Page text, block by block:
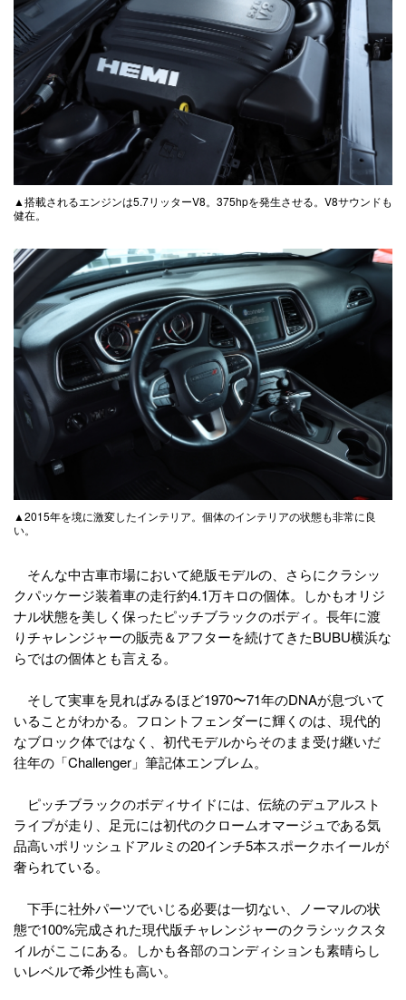
▲搭載されるエンジンは5.7リッターV8。375hpを発生させる。V8サウンドも
健在。
▲2015年を境に激変したインテリア。個体のインテリアの状態も非常に良
い。
そんな中古車市場において絶版モデルの、さらにクラシッ
クパッケージ装着車の走行約4.1万キロの個体。しかもオリジ
ナル状態を美しく保ったピッチブラックのボディ。長年に渡
りチャレンジャーの販売＆アフターを続けてきたBUBU横浜な
らではの個体とも言える。
そして実車を見ればみるほど1970〜71年のDNAが息づいて
いることがわかる。フロントフェンダーに輝くのは、現代的
なブロック体ではなく、初代モデルからそのまま受け継いだ
往年の「Challenger」筆記体エンブレム。
ピッチブラックのボディサイドには、伝統のデュアルスト
ライプが走り、足元には初代のクロームオマージュである気
品高いポリッシュドアルミの20インチ5本スポークホイールが
奢られている。
下手に社外パーツでいじる必要は一切ない、ノーマルの状
態で100%完成された現代版チャレンジャーのクラシックスタ
イルがここにある。しかも各部のコンディションも素晴らし
いレベルで希少性も高い。